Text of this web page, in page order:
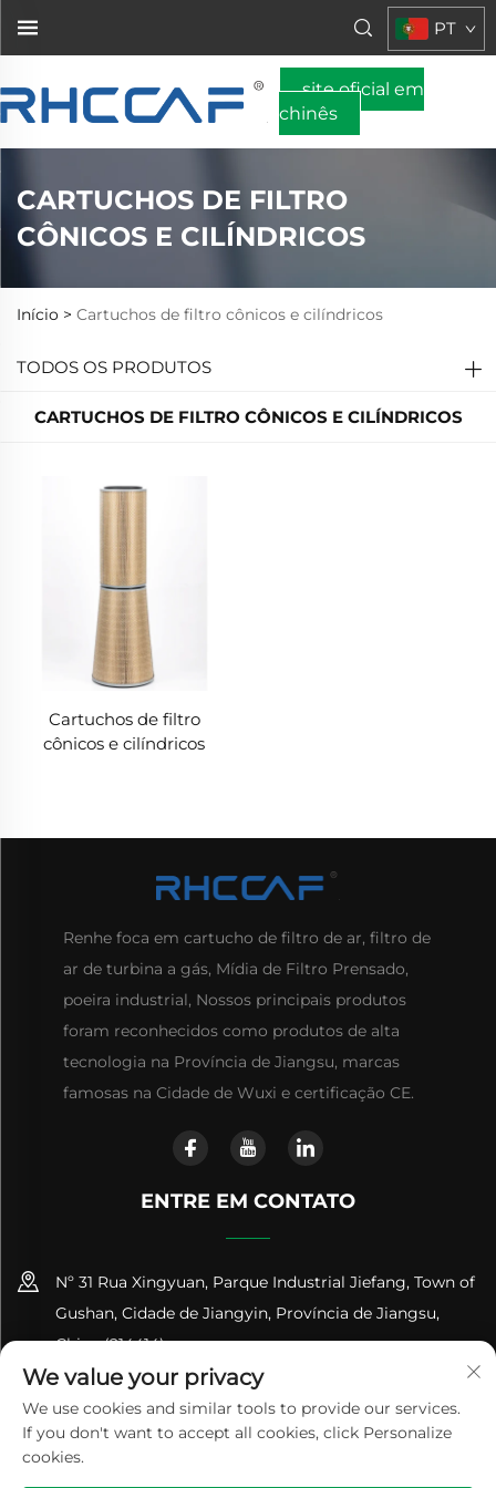
PT
site oficial em
chinês
CARTUCHOS DE FILTRO
CÔNICOS E CILÍNDRICOS
Início > Cartuchos de filtro cônicos e cilíndricos
TODOS OS PRODUTOS
CARTUCHOS DE FILTRO CÔNICOS E CILÍNDRICOS
Cartuchos de filtro
cônicos e cilíndricos
Renhe foca em cartucho de filtro de ar, filtro de
ar de turbina a gás, Mídia de Filtro Prensado,
poeira industrial, Nossos principais produtos
foram reconhecidos como produtos de alta
tecnologia na Província de Jiangsu, marcas
famosas na Cidade de Wuxi e certificação CE.
ENTRE EM CONTATO
Nº 31 Rua Xingyuan, Parque Industrial Jiefang, Town of
Gushan, Cidade de Jiangyin, Província de Jiangsu,
China (214414)
+86-18961600368
[email protected]
We value your privacy
We use cookies and similar tools to provide our services.
If you don't want to accept all cookies, click Personalize
cookies.